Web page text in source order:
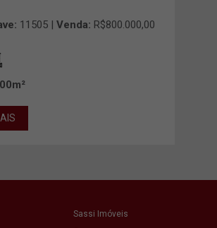
11505 | Venda: R$800.000,00
Sassi Imóveis